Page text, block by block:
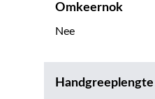
Omkeernok
Nee
Handgreeplengte